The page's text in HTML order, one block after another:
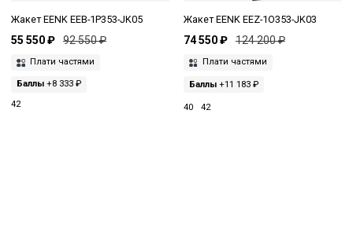
Жакет EENK EEB-1P353-JK05
55 550 ₽ 92 550 ₽
Плати частями
Баллы +8 333 ₽
42
Жакет EENK EEZ-1O353-JK03
74 550 ₽ 124 200 ₽
Плати частями
Баллы+11 183 ₽
40 42